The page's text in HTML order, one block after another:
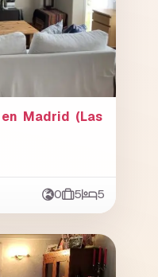
Madrid (Las
0 5 5